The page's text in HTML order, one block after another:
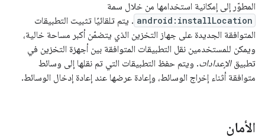
المطوّر إلى إمكانية استخدامها من خلال سمة
android:installLocation . يتم تلقائيًا تثبيت التطبيقات
المتوافقة الجديدة على جهاز التخزين الذي يتضمّن أكبر مساحة خالية،
ويمكن للمستخدمين نقل التطبيقات المتوافقة بين أجهزة التخزين في
تطبيقالإعدادات. ويتم حفظ التطبيقات التي تم نقلها إلى وسائط
متوافقة أثناء إخراج الوسائط، وإعادة عرضها عند إعادة إدخال الوسائط.
الأمان